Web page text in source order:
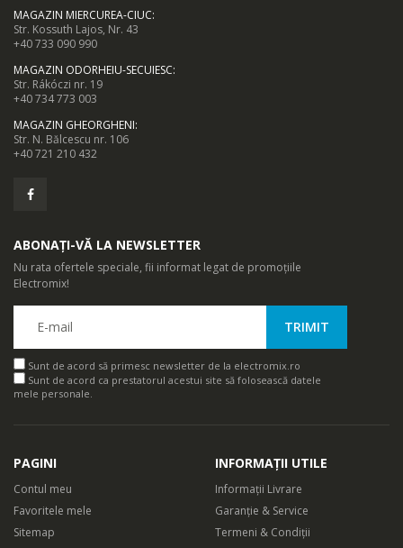
MAGAZIN MIERCUREA-CIUC:
Str. Kossuth Lajos, Nr. 43
+40 733 090 990
MAGAZIN ODORHEIU-SECUIESC:
Str. Rákóczi nr. 19
+40 734 773 003
MAGAZIN GHEORGHENI:
Str. N. Bălcescu nr. 106
+40 721 210 432
ABONAȚI-VĂ LA NEWSLETTER
Nu rata ofertele speciale, fii informat legat de promoțiile
Electromix!
Sunt de acord să primesc newsletter de la electromix.ro
Sunt de acord ca prestatorul acestui site să folosească datele
mele personale.
PAGINI
Contul meu
Favoritele mele
Sitemap
INFORMAȚII UTILE
Informații Livrare
Garanție & Service
Termeni & Condiții